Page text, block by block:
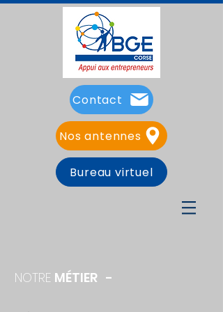
Contact
Nos antennes
Bureau virtuel
NOTRE MÉTIER -